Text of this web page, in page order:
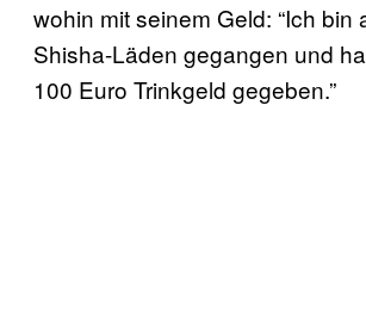
wohin mit seinem Geld: “Ich bin
Shisha-Läden gegangen und
100 Euro Trinkgeld gegeben.”